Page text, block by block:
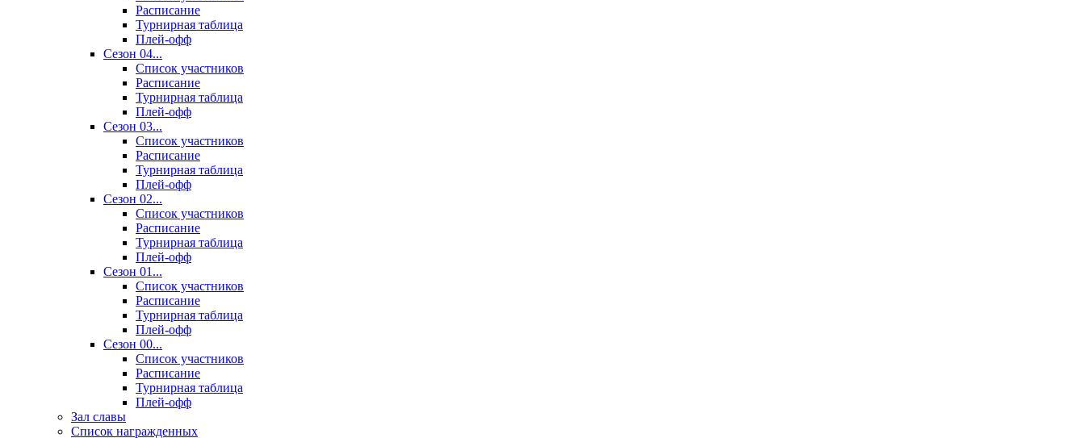
Расписание
Турнирная таблица
Плей-офф
Сезон 04...
Список участников
Расписание
Турнирная таблица
Плей-офф
Сезон 03...
Список участников
Расписание
Турнирная таблица
Плей-офф
Сезон 02...
Список участников
Расписание
Турнирная таблица
Плей-офф
Сезон 01...
Список участников
Расписание
Турнирная таблица
Плей-офф
Сезон 00...
Список участников
Расписание
Турнирная таблица
Плей-офф
Зал славы
Список награжденных